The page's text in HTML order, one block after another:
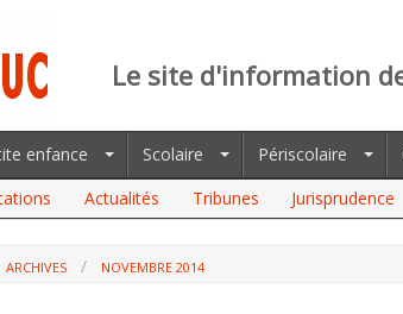
Le site d'information
enfance Scolaire Périscolaire
Actualités Tribunes Jurisprudence
ARCHIVES NOVEMBRE 2014